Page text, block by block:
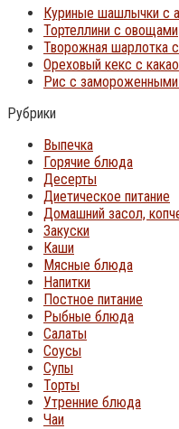
Куриные шашлычки с
Тортеллини с овощами
Творожная шарлотка
Ореховый кекс с какао
Рис с
Рубрики
Выпечка
Горячие блюда
Десерты
Диетическое питание
Домашний засол,
Закуски
Каши
Мясные блюда
Напитки
Постное питание
Рыбные блюда
Салаты
Соусы
Супы
Торты
Утренние блюда
Чаи